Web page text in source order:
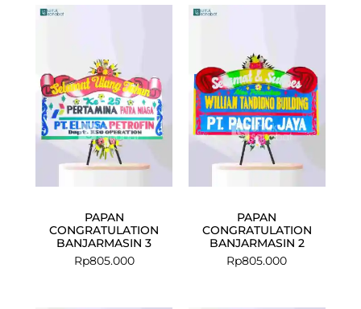
PAPAN
CONGRATULATION
BANJARMASIN 3
Rp805.000
PAPAN
CONGRATULATION
BANJARMASIN 2
Rp805.000